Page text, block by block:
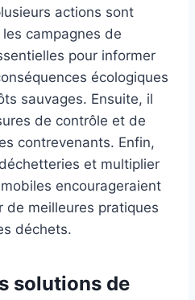
actions sont
les campagnes de
pour informer
écologiques
sauvages. Ensuite, il
de contrôle et de
contrevenants. Enfin,
et multiplier
encourageraient
de meilleures pratiques
déchets.
solutions de